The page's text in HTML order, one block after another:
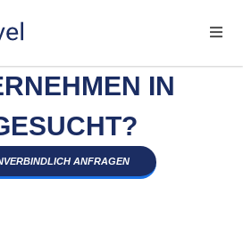
IN
ANFRAGEN